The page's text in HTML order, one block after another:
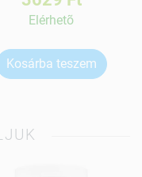
Elérhetõ
Kosárba teszem